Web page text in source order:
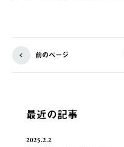
前のページ
最近の記事
2025.2.2